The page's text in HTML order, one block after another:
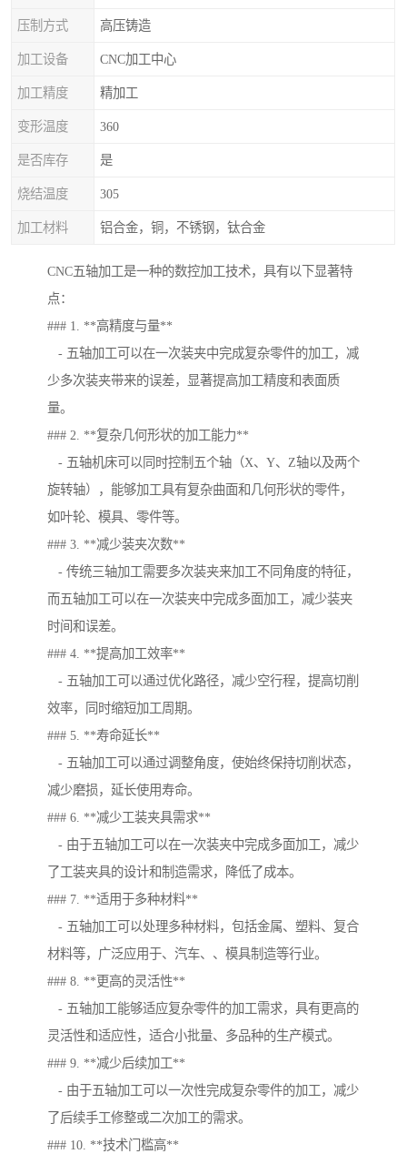
压制方式 高压铸造
加工设备 CNC加工中心
加工精度 精加工
变形温度 360
是否库存 是
烧结温度 305
加工材料 铝合金，铜，不锈钢，钛合金
CNC五轴加工是一种的数控加工技术，具有以下显著特
点：
### 1. **高精度与量**
- 五轴加工可以在一次装夹中完成复杂零件的加工，减
少多次装夹带来的误差，显著提高加工精度和表面质
量。
### 2. **复杂几何形状的加工能力**
- 五轴机床可以同时控制五个轴（X、Y、Z轴以及两个
旋转轴），能够加工具有复杂曲面和几何形状的零件，
如叶轮、模具、零件等。
### 3. **减少装夹次数**
- 传统三轴加工需要多次装夹来加工不同角度的特征，
而五轴加工可以在一次装夹中完成多面加工，减少装夹
时间和误差。
### 4. **提高加工效率**
- 五轴加工可以通过优化路径，减少空行程，提高切削
效率，同时缩短加工周期。
### 5. **寿命延长**
- 五轴加工可以通过调整角度，使始终保持切削状态，
减少磨损，延长使用寿命。
### 6. **减少工装夹具需求**
- 由于五轴加工可以在一次装夹中完成多面加工，减少
了工装夹具的设计和制造需求，降低了成本。
### 7. **适用于多种材料**
- 五轴加工可以处理多种材料，包括金属、塑料、复合
材料等，广泛应用于、汽车、、模具制造等行业。
### 8. **更高的灵活性**
- 五轴加工能够适应复杂零件的加工需求，具有更高的
灵活性和适应性，适合小批量、多品种的生产模式。
### 9. **减少后续加工**
- 由于五轴加工可以一次性完成复杂零件的加工，减少
了后续手工修整或二次加工的需求。
### 10. **技术门槛高**